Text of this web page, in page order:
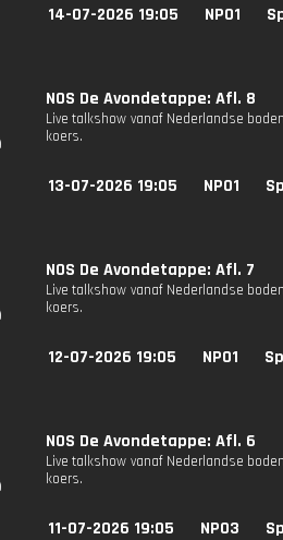
14-07-2026 19:05 NPO1
NOS De Avondetappe: Afl. 8
Live talkshow vanaf Nederlandse
koers.
13-07-2026 19:05 NPO1
NOS De Avondetappe: Afl. 7
Live talkshow vanaf Nederlandse
koers.
12-07-2026 19:05 NPO1
NOS De Avondetappe: Afl. 6
Live talkshow vanaf Nederlandse
koers.
11-07-2026 19:05 NPO3